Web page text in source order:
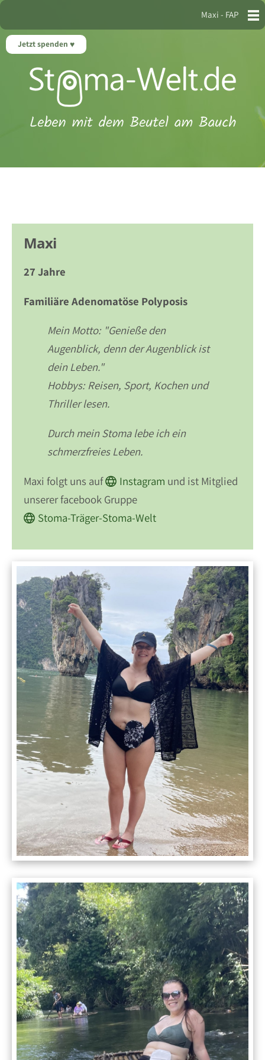
Jetzt spenden
Maxi - FAP
Maxi
27 Jahre
Familiäre Adenomatöse Polyposis
Mein Motto: "Genieße den
Augenblick, denn der Augenblick ist
dein Leben."
Hobbys: Reisen, Sport, Kochen und
Thriller lesen.
Durch mein Stoma lebe ich ein
schmerzfreies Leben.
Maxi folgt uns auf Instagram und ist Mitglied
unserer facebook Gruppe
Stoma-Träger-Stoma-Welt